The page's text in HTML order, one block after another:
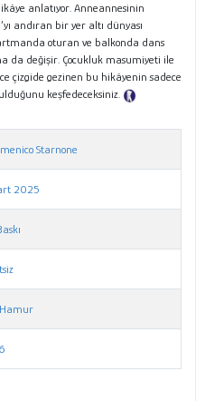
anlatıyor. Anneannesinin
andıran bir yer altı dünyası
oturan ve balkonda dans
da değişir. Çocukluk masumiyeti ile
çizgide gezinen bu hikâyenin sadece
keşfedeceksiniz.
Starnone
2025